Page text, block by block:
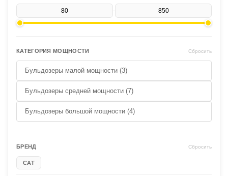
-
КАТЕГОРИЯ МОЩНОСТИ Сбросить
Бульдозеры малой мощности (3)
Бульдозеры средней мощности (7)
Бульдозеры большой мощности (4)
БРЕНД Сбросить
CAT